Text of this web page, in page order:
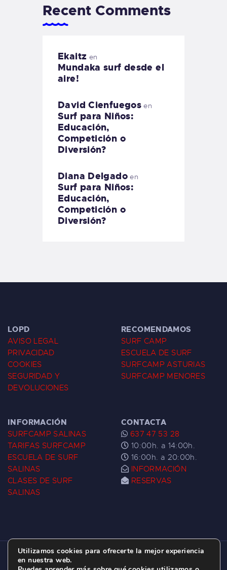
Recent Comments
Ekaitz en
Mundaka surf desde el
aire!
David Cienfuegos en
Surf para Niños:
Educación,
Competición o
Diversión?
Diana Delgadoen
Surf para Niños:
Educación,
Competición o
Diversión?
LOPD
AVISO LEGAL
PRIVACIDAD
COOKIES
SEGURIDAD Y
DEVOLUCIONES
RECOMENDAMOS
SURF CAMP
ESCUELA DE SURF
SURFCAMP ASTURIAS
SURFCAMP MENORES
INFORMACIÓN
SURFCAMP SALINAS
TARIFAS SURFCAMP
ESCUELA DE SURF
SALINAS
CLASES DE SURF
SALINAS
CONTACTA
637 47 53 28
10:00h. a 14:00h.
16:00h. a 20:00h.
INFORMACIÓN
RESERVAS
ESCUELA DE SURF LAS DUNAS ©
2026.
Utilizamos cookies para ofrecerte la mejor experiencia
en nuestra web.